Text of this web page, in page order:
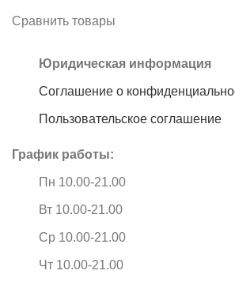
Сравнить товары
Юридическая информация
Соглашение о
Пользовательское соглашение
График работы:
Пн 10.00-21.00
Вт 10.00-21.00
Ср 10.00-21.00
Чт 10.00-21.00